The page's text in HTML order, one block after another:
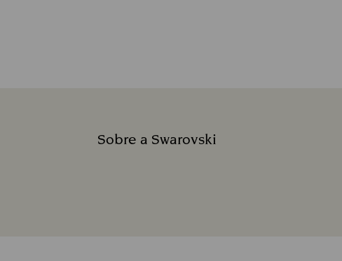
Sobre a Swarovski